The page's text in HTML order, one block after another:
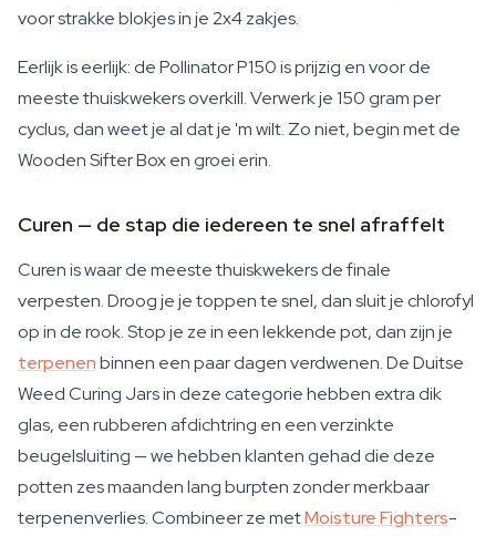
voor strakke blokjes in je 2x4 zakjes.
Eerlijk is eerlijk: de Pollinator P150 is prijzig en voor de
meeste thuiskwekers overkill. Verwerk je 150 gram per
cyclus, dan weet je al dat je 'm wilt. Zo niet, begin met de
Wooden Sifter Box en groei erin.
Curen — de stap die iedereen te snel afraffelt
Curen is waar de meeste thuiskwekers de finale
verpesten. Droog je je toppen te snel, dan sluit je chlorofyl
op in de rook. Stop je ze in een lekkende pot, dan zijn je
terpenenbinnen een paar dagen verdwenen. De Duitse
Weed Curing Jars in deze categorie hebben extra dik
glas, een rubberen afdichtring en een verzinkte
beugelsluiting — we hebben klanten gehad die deze
potten zes maanden lang burpten zonder merkbaar
terpenenverlies. Combineer ze metMoisture Fighters-